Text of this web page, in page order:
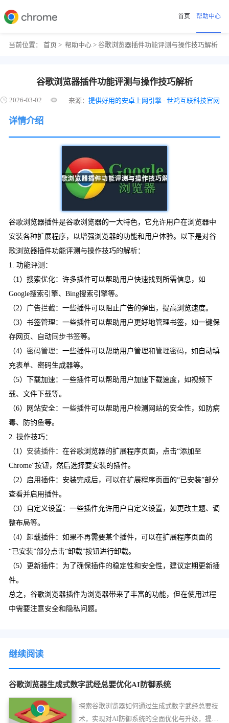
首页 帮助中心
当前位置： 首页 >帮助中心 > 谷歌浏览器插件功能评测与操作技巧解析
谷歌浏览器插件功能评测与操作技巧解析
2026-03-02 来源： 提供好用的安卓上网引擎 - 世鸿互联科技官网
详情介绍
谷歌浏览器插件是谷歌浏览器的一大特色，它允许用户在浏览器中
安装各种扩展程序，以增强浏览器的功能和用户体验。以下是对谷
歌浏览器插件功能评测与操作技巧的解析：
1. 功能评测：
（1）搜索优化：许多插件可以帮助用户快速找到所需信息，如
Google搜索引擎、Bing搜索引擎等。
（2） 广告拦截：一些插件可以阻止广告的弹出，提高浏览速度。
（3）书签管理：一些插件可以帮助用户更好地管理书签，如一键保
存网页、自动同步书签等。
（4）密码管理 ：一些插件可以帮助用户管理和管理密码，如自动填
充表单、密码生成器等。
（5）下载加速：一些插件可以帮助用户加速下载速度，如视频下
载、文件下载等。
（6）网站安全：一些插件可以帮助用户检测网站的安全性，如防病
毒、防钓鱼等。
2. 操作技巧：
（1） 安装插件：在谷歌浏览器的扩展程序页面，点击“添加至
Chrome”按钮，然后选择要安装的插件。
（2）启用插件：安装完成后，可以在扩展程序页面的“已安装”部分
查看并启用插件。
（3）自定义设置：一些插件允许用户自定义设置，如更改主题、调
整布局等。
（4）卸载插件：如果不再需要某个插件，可以在扩展程序页面的
“已安装”部分点击“卸载”按钮进行卸载。
（5）更新插件：为了确保插件的稳定性和安全性，建议定期更新插
件。
总之，谷歌浏览器插件为浏览器带来了丰富的功能，但在使用过程
中需要注意安全和隐私问题。
继续阅读
谷歌浏览器生成式数字武经总要优化AI防御系统
探索谷歌浏览器如何通过生成式数字武经总要技
术，实现对AI防御系统的全面优化与升级，提升